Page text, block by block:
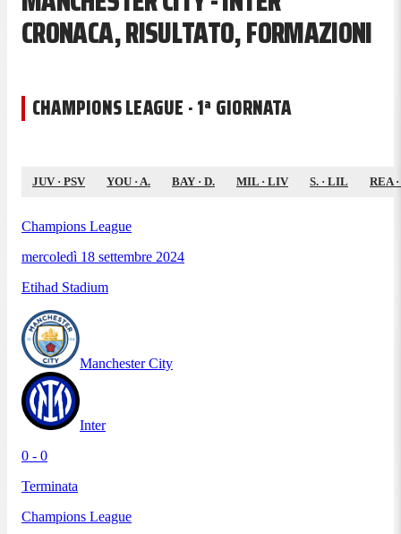
CRONACA, RISULTATO, FORMAZIONI
CHAMPIONS LEAGUE · 1ª GIORNATA
JUV· PSV YOU · A. BAY · D. MIL · LIV S. · LIL REA·
Champions League
mercoledì 18 settembre 2024
Etihad Stadium
Manchester City
Inter
0 - 0
Terminata
Champions League